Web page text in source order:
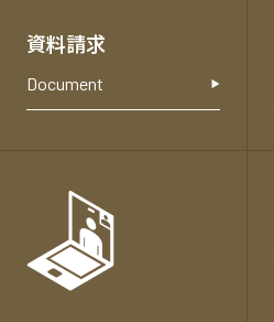
資料請求
Document